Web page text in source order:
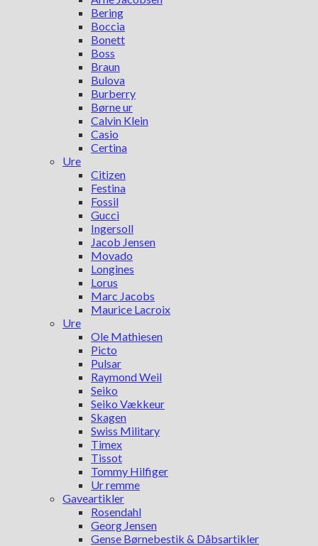
Bering
Boccia
Bonett
Boss
Braun
Bulova
Burberry
Børne ur
Calvin Klein
Casio
Certina
Ure
Citizen
Festina
Fossil
Gucci
Ingersoll
Jacob Jensen
Movado
Longines
Lorus
Marc Jacobs
Maurice Lacroix
Ure
Ole Mathiesen
Picto
Pulsar
Raymond Weil
Seiko
Seiko Vækkeur
Skagen
Swiss Military
Timex
Tissot
Tommy Hilfiger
Ur remme
Gaveartikler
Rosendahl
Georg Jensen
Gense Børnebestik & Dåbsartikler